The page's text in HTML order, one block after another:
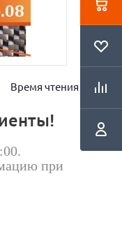
Время чтения 2 мин.
при